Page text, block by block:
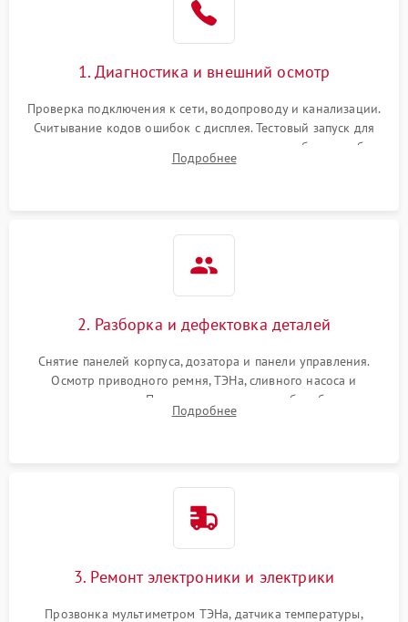
1. Диагностика и внешний осмотр
Проверка подключения к сети, водопроводу и канализации.
Считывание кодов ошибок с дисплея. Тестовый запуск для
выявления посторонних шумов, протечек или сбоев в работе
электронного модуля управления.
Подробнее
2. Разборка и дефектовка деталей
Снятие панелей корпуса, дозатора и панели управления.
Осмотр приводного ремня, ТЭНа, сливного насоса и
амортизаторов. Проверка подшипников барабана и
крестовины на износ, а манжеты люка на разрывы.
Подробнее
3. Ремонт электроники и электрики
Прозвонка мультиметром ТЭНа, датчика температуры,